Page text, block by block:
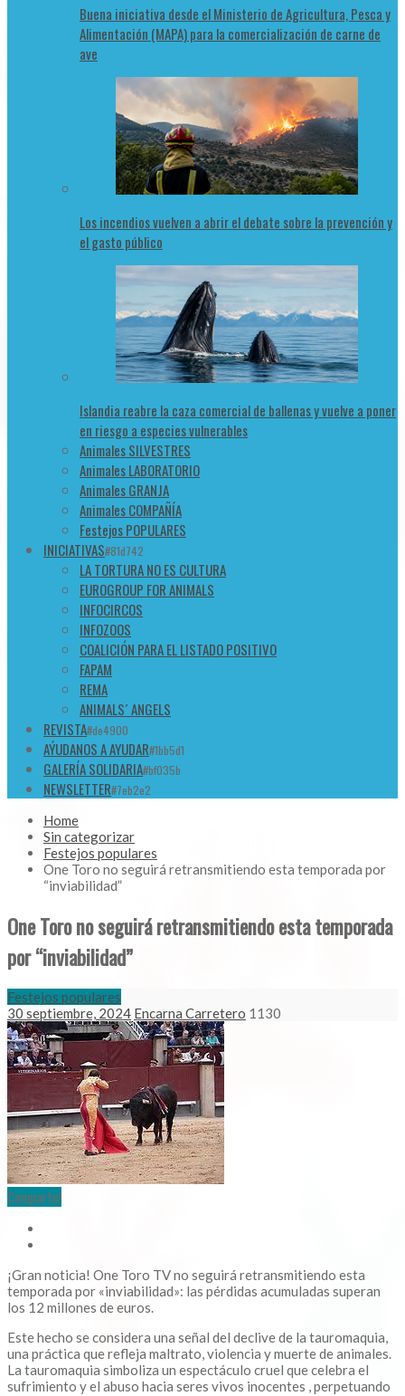
Buena iniciativa desde el Ministerio de Agricultura, Pesca y
Alimentación (MAPA) para la comercialización de carne de
ave
Los incendios vuelven a abrir el debate sobre la prevención y
el gasto público
Islandia reabre la caza comercial de ballenas y vuelve a poner
en riesgo a especies vulnerables
Animales SILVESTRES
Animales LABORATORIO
Animales GRANJA
Animales COMPAÑÍA
Festejos POPULARES
INICIATIVAS#81d742
LA TORTURA NO ES CULTURA
EUROGROUP FOR ANIMALS
INFOCIRCOS
INFOZOOS
COALICIÓN PARA EL LISTADO POSITIVO
FAPAM
REMA
ANIMALS´ ANGELS
REVISTA#de4900
AÝUDANOS A AYUDAR#1bb5d1
GALERÍA SOLIDARIA#bf035b
NEWSLETTER#7eb2e2
Home
Sin categorizar
Festejos populares
One Toro no seguirá retransmitiendo esta temporada por
“inviabilidad”
One Toro no seguirá retransmitiendo esta temporada
por “inviabilidad”
Festejos populares
30 septiembre, 2024 Encarna Carretero 1130
Comparte!
¡Gran noticia! One Toro TV no seguirá retransmitiendo esta
temporada por «inviabilidad»: las pérdidas acumuladas superan
los 12 millones de euros.
Este hecho se considera una señal del declive de la tauromaquia,
una práctica que refleja maltrato, violencia y muerte de animales.
La tauromaquia simboliza un espectáculo cruel que celebra el
sufrimiento y el abuso hacia seres vivos inocentes , perpetuando